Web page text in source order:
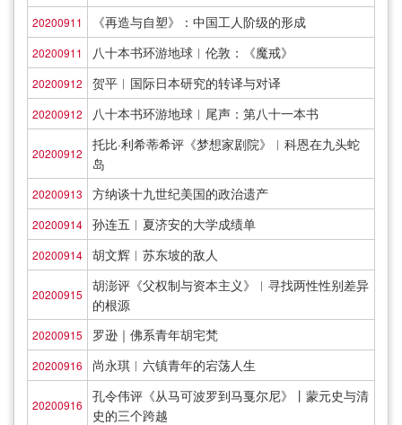
20200911 《再造与自塑》：中国工人阶级的形成
20200911 八十本书环游地球︱伦敦：《魔戒》
20200912 贺平︱国际日本研究的转译与对译
20200912 八十本书环游地球︱尾声：第八十一本书
20200912
托比·利希蒂希评《梦想家剧院》︱科恩在九头蛇
岛
20200913 方纳谈十九世纪美国的政治遗产
20200914 孙连五︱夏济安的大学成绩单
20200914 胡文辉︱苏东坡的敌人
20200915
胡澎评《父权制与资本主义》︱寻找两性性别差异
的根源
20200915 罗逊｜佛系青年胡宅梵
20200916 尚永琪︱六镇青年的宕荡人生
20200916
孔令伟评《从马可波罗到马戛尔尼》丨蒙元史与清
史的三个跨越